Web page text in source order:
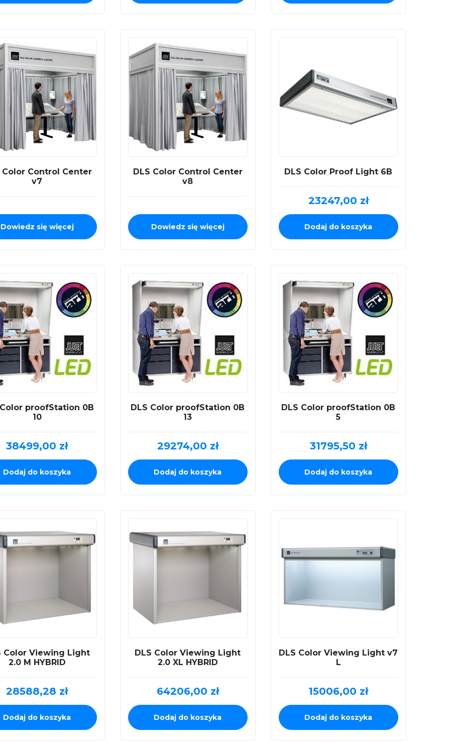
Color Control Center
v7
Dowiedz się więcej
DLS Color Control Center
v8
Dowiedz się więcej
DLS Color Proof Light 6B
23247,00 zł
Dodaj do koszyka
proofStation 0B
10
38499,00 zł
Dodaj do koszyka
DLS Color proofStation 0B
13
29274,00 zł
Dodaj do koszyka
DLS Color proofStation 0B
5
31795,50 zł
Dodaj do koszyka
Color Viewing Light
2.0 M HYBRID
28588,28 zł
Dodaj do koszyka
DLS Color Viewing Light
2.0 XL HYBRID
64206,00 zł
Dodaj do koszyka
DLS Color Viewing Light v7
L
15006,00 zł
Dodaj do koszyka